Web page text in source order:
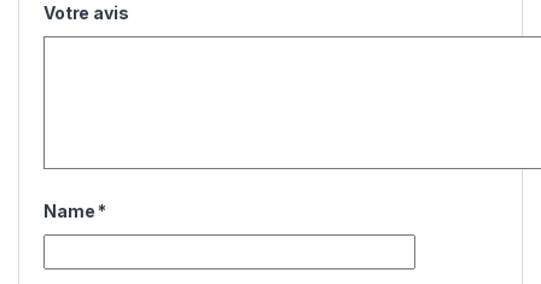
Votre avis
Name *